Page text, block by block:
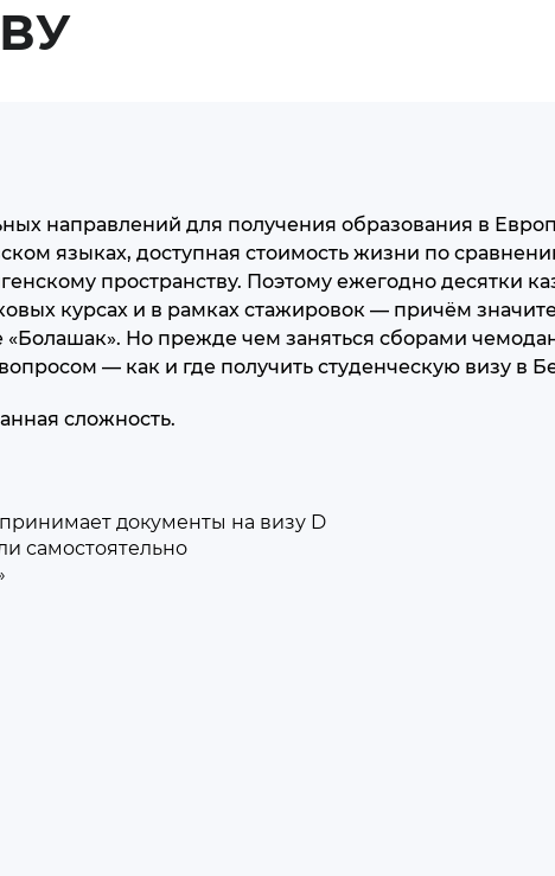
направлений для получения образования в
языках, доступная стоимость жизни по
пространству. Поэтому ежегодно десятки
курсах и в рамках стажировок — причём
Но прежде чем заняться сборами
— как и где получить студенческую визу в
сложность.
документы на визу D
самостоятельно